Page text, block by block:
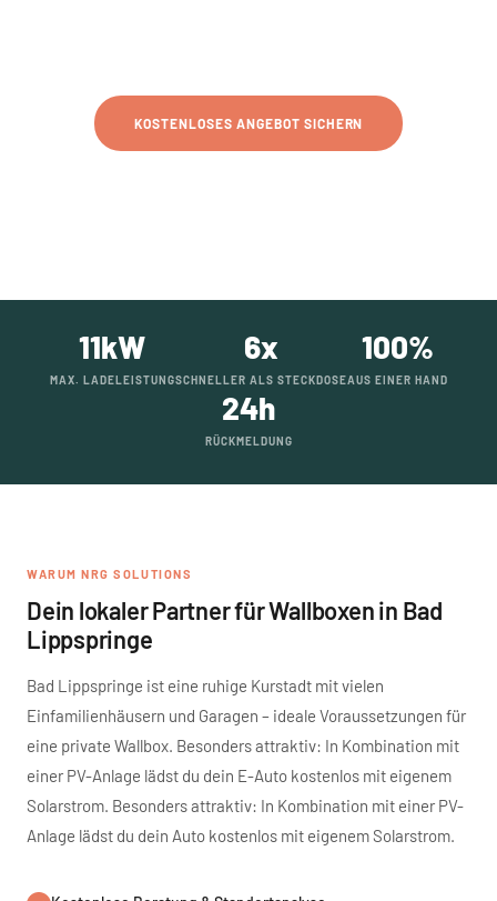
KOSTENLOSES ANGEBOT SICHERN
11kW
MAX. LADELEISTUNG
6x
SCHNELLER ALS STECKDOSE
100%
AUS EINER HAND
24h
RÜCKMELDUNG
WARUM NRG SOLUTIONS
Dein lokaler Partner für Wallboxen in Bad
Lippspringe
Bad Lippspringe ist eine ruhige Kurstadt mit vielen
Einfamilienhäusern und Garagen – ideale Voraussetzungen für
eine private Wallbox. Besonders attraktiv: In Kombination mit
einer PV-Anlage lädst du dein E-Auto kostenlos mit eigenem
Solarstrom. Besonders attraktiv: In Kombination mit einer PV-
Anlage lädst du dein Auto kostenlos mit eigenem Solarstrom.